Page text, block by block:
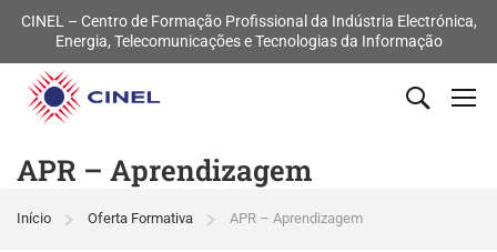
CINEL – Centro de Formação Profissional da Indústria Electrónica,
Energia, Telecomunicações e Tecnologias da Informação
APR – Aprendizagem
Início Oferta Formativa APR – Aprendizagem